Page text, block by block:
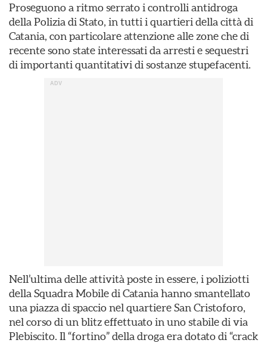
Proseguono a ritmo serrato i controlli antidroga
della Polizia di Stato, in tutti i quartieri della città di
Catania, con particolare attenzione alle zone che di
recente sono state interessati da arresti e sequestri
di importanti quantitativi di sostanze stupefacenti.
Nell’ultima delle attività poste in essere, i poliziotti
della Squadra Mobile di Catania hanno smantellato
una piazza di spaccio nel quartiere San Cristoforo,
nel corso di un blitz effettuato in uno stabile di via
Plebiscito. Il “fortino” della droga era dotato di “crack